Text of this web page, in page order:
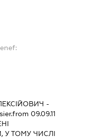
-
09.09.11
ТОМУ ЧИСЛІ